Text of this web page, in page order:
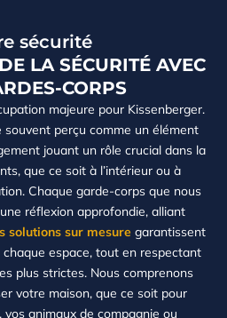
sécurité
LA SÉCURITÉ AVEC
CORPS
majeure pour Kissenberger.
souvent perçu comme un élément
jouant un rôle crucial dans la
que ce soit à l’intérieur ou à
Chaque garde-corps que nous
réflexion approfondie, alliant
solutions sur mesure garantissent
espace, tout en respectant
plus strictes. Nous comprenons
votre maison, que ce soit pour
animaux de compagnie ou